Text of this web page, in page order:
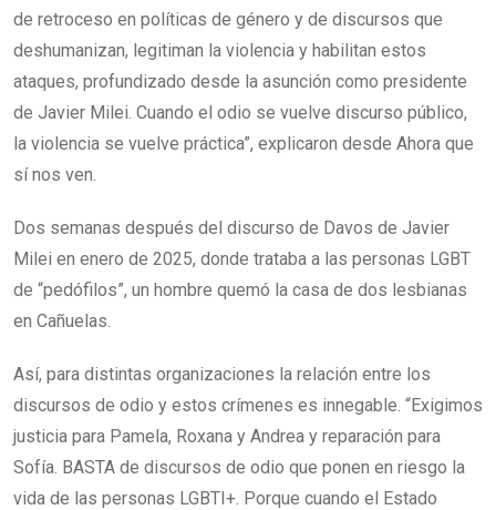
de retroceso en políticas de género y de discursos que
deshumanizan, legitiman la violencia y habilitan estos
ataques, profundizado desde la asunción como presidente
de Javier Milei. Cuando el odio se vuelve discurso público,
la violencia se vuelve práctica”, explicaron desde Ahora que
sí nos ven.
Dos semanas después del discurso de Davos de Javier
Milei en enero de 2025, donde trataba a las personas LGBT
de “pedófilos”, un hombre quemó la casa de dos lesbianas
en Cañuelas.
Así, para distintas organizaciones la relación entre los
discursos de odio y estos crímenes es innegable. “Exigimos
justicia para Pamela, Roxana y Andrea y reparación para
Sofía. BASTA de discursos de odio que ponen en riesgo la
vida de las personas LGBTI+. Porque cuando el Estado